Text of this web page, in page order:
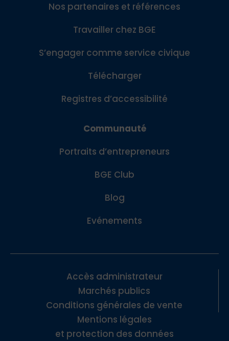
Nos partenaires et références
Travailler chez BGE
S’engager comme service civique
Télécharger
Registres d’accessibilité
Communauté
Portraits d’entrepreneurs
BGE Club
Blog
Evénements
Accès administrateur
Marchés publics
Conditions générales de vente
Mentions légales
et protection des données